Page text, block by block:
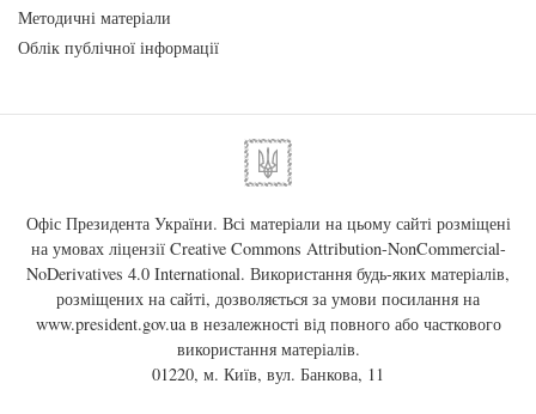
Методичні матеріали
Облік публічної інформації
Офіс Президента України. Всі матеріали на цьому сайті розміщені
на умовах ліцензії Creative Commons Attribution-NonCommercial-
NoDerivatives 4.0 International. Використання будь-яких матеріалів,
розміщених на сайті, дозволяється за умови посилання на
www.president.gov.uaв незалежності від повного або часткового
використання матеріалів.
01220, м. Київ, вул. Банкова, 11